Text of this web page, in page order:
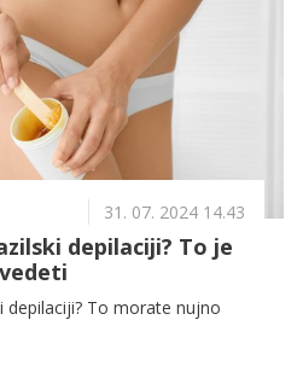
31. 07. 2024 14.43
depilaciji? To je
depilaciji? To morate nujno